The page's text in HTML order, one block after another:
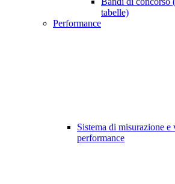
tabelle)
Performance
Sistema di misurazione e
performance